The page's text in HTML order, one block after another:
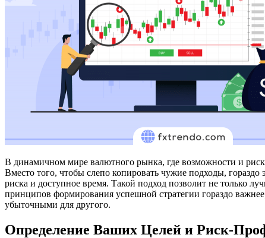
В динамичном мире валютного рынка, где возможности и
Вместо того, чтобы слепо копировать чужие подходы,
риска и доступное время. Такой подход позволит не
принципов формирования успешной стратегии гораздо
убыточными для другого.
Определение Ваших Целей и Риск-